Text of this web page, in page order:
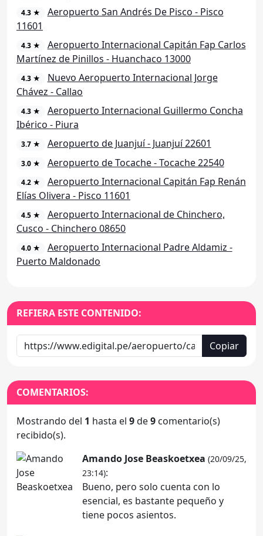
4.3 ★
Aeropuerto San Andrés De Pisco - Pisco
11601
4.3 ★
Aeropuerto Internacional Capitán Fap Carlos
Martínez de Pinillos - Huanchaco 13000
4.3 ★
Nuevo Aeropuerto Internacional Jorge
Chávez - Callao
4.3 ★
Aeropuerto Internacional Guillermo Concha
Ibérico - Piura
3.7 ★ Aeropuerto de Juanjuí - Juanjuí 22601
3.0 ★ Aeropuerto de Tocache - Tocache 22540
4.2 ★
Aeropuerto Internacional Capitán Fap Renán
Elías Olivera - Pisco 11601
4.5 ★
Aeropuerto Internacional de Chinchero,
Cusco - Chinchero 08650
4.0 ★
Aeropuerto Internacional Padre Aldamiz -
Puerto Maldonado
REFIERA ESTE CONTENIDO:
Copiar
COMENTARIOS:
Mostrando del 1 hasta el 9de9 comentario(s)
recibido(s).
Amando Jose Beaskoetxea (20/09/25,
23:14):
Bueno, pero solo cuenta con lo
esencial, es bastante pequeño y
tiene pocos asientos.